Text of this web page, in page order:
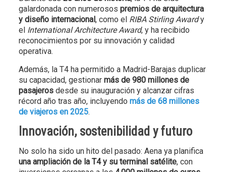
galardonada con numerosos premios de arquitectura
y diseño internacional, como el RIBA Stirling Awardy
el International Architecture Award, y ha recibido
reconocimientos por su innovación y calidad
operativa.
Además, la T4 ha permitido a Madrid-Barajas duplicar
su capacidad, gestionar más de 980 millones de
pasajerosdesde su inauguración y alcanzar cifras
récord año tras año, incluyendo más de 68 millones
de viajeros en 2025.
Innovación, sostenibilidad y futuro
No solo ha sido un hito del pasado: Aena ya planifica
una ampliación de la T4 y su terminal satélite, con